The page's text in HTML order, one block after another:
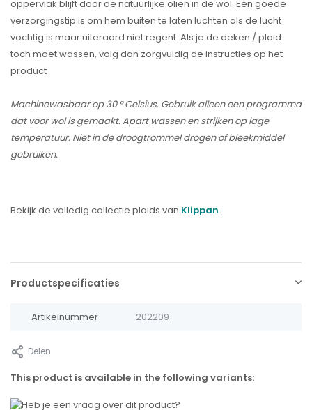
oppervlak blijft door de natuurlijke oliën in de wol. Een goede
verzorgingstip is om hem buiten te laten luchten als de lucht
vochtig is maar uiteraard niet regent. Als je de deken / plaid
toch moet wassen, volg dan zorgvuldig de instructies op het
product
Machinewasbaar op 30 ° Celsius. Gebruik alleen een programma
dat voor wol is gemaakt. Apart wassen en strijken op lage
temperatuur. Niet in de droogtrommel drogen of bleekmiddel
gebruiken.
Bekijk de volledig collectie plaids van Klippan.
Productspecificaties
Artikelnummer 202209
Delen
This product is available in the following variants: